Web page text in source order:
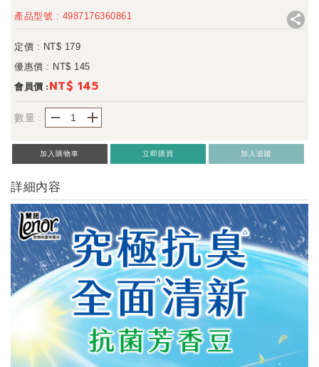
產品型號 : 4987176360861
定價 : NT$ 179
優惠價 : NT$ 145
會員價 : NT$ 145
數量 : ＋
－
加入購物車 立即購買 加入追蹤
詳細內容